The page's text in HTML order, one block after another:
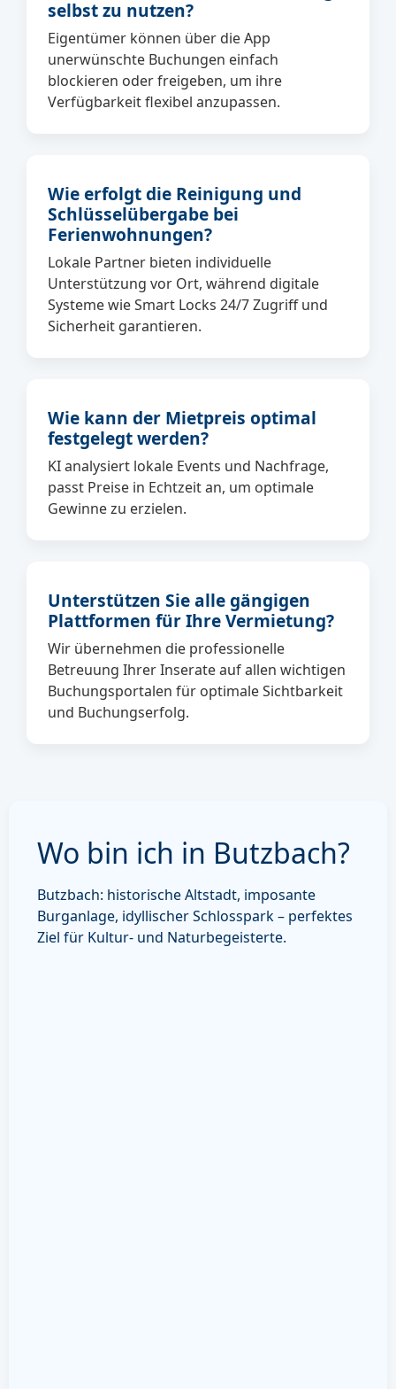
selbst zu nutzen?
Eigentümer können über die App
unerwünschte Buchungen einfach
blockieren oder freigeben, um ihre
Verfügbarkeit flexibel anzupassen.
Wie erfolgt die Reinigung und
Schlüsselübergabe bei
Ferienwohnungen?
Lokale Partner bieten individuelle
Unterstützung vor Ort, während digitale
Systeme wie Smart Locks 24/7 Zugriff und
Sicherheit garantieren.
Wie kann der Mietpreis optimal
festgelegt werden?
KI analysiert lokale Events und Nachfrage,
passt Preise in Echtzeit an, um optimale
Gewinne zu erzielen.
Unterstützen Sie alle gängigen
Plattformen für Ihre Vermietung?
Wir übernehmen die professionelle
Betreuung Ihrer Inserate auf allen wichtigen
Buchungsportalen für optimale Sichtbarkeit
und Buchungserfolg.
Wo bin ich in Butzbach?
Butzbach: historische Altstadt, imposante
Burganlage, idyllischer Schlosspark – perfektes
Ziel für Kultur- und Naturbegeisterte.